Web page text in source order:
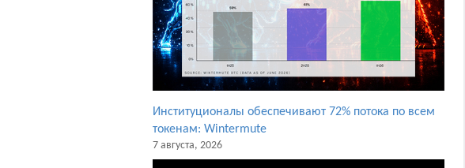
Институционалы обеспечивают 72% потока по всем
токенам: Wintermute
7 августа, 2026